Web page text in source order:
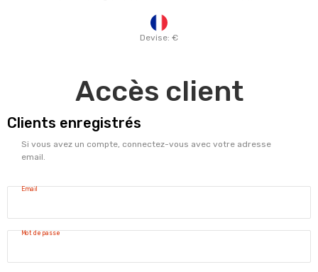
Devise: €
Accès client
Clients enregistrés
Si vous avez un compte, connectez-vous avec votre adresse
email.
Email
Mot de passe